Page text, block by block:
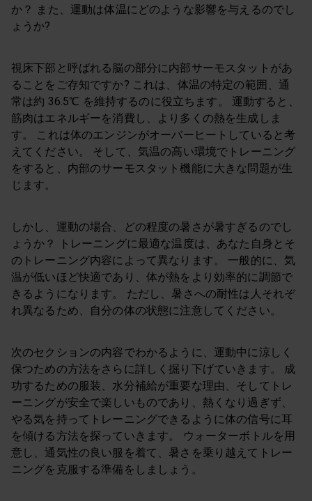
か？ また、運動は体温にどのような影響を与えるのでし
ょうか?
視床下部と呼ばれる脳の部分に内部サーモスタットがあ
ることをご存知ですか? これは、体温の特定の範囲、通
常は約 36.5℃ を維持するのに役立ちます。 運動すると、
筋肉はエネルギーを消費し、より多くの熱を生成しま
す。 これは体のエンジンがオーバーヒートしていると考
えてください。 そして、気温の高い環境でトレーニング
をすると、内部のサーモスタット機能に大きな問題が生
じます。
しかし、運動の場合、どの程度の暑さが暑すぎるのでし
ょうか？ トレーニングに最適な温度は、あなた自身とそ
のトレーニング内容によって異なります。 一般的に、気
温が低いほど快適であり、体が熱をより効率的に調節で
きるようになります。 ただし、暑さへの耐性は人それぞ
れ異なるため、自分の体の状態に注意してください。
次のセクションの内容でわかるように、運動中に涼しく
保つための方法をさらに詳しく掘り下げていきます。 成
功するための服装、水分補給が重要な理由、そしてトレ
ーニングが安全で楽しいものであり、熱くなり過ぎず、
やる気を持ってトレーニングできるように体の信号に耳
を傾ける方法を探っていきます。 ウォーターボトルを用
意し、通気性の良い服を着て、暑さを乗り越えてトレー
ニングを克服する準備をしましょう。